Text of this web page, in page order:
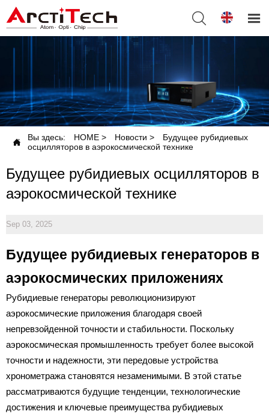
 
 Вы здесь: HOME > Новости >
Будущее рубидиевых
осцилляторов в аэрокосмической технике
Будущее рубидиевых осцилляторов в
аэрокосмической технике
Sep 03, 2025
Будущее рубидиевых генераторов в
аэрокосмических приложениях
Рубидиевые генераторы революционизируют
аэрокосмические приложения благодаря своей
непревзойденной точности и стабильности. Поскольку
аэрокосмическая промышленность требует более высокой
точности и надежности, эти передовые устройства
хронометража становятся незаменимыми. В этой статье
рассматриваются будущие тенденции, технологические
достижения и ключевые преимущества рубидиевых